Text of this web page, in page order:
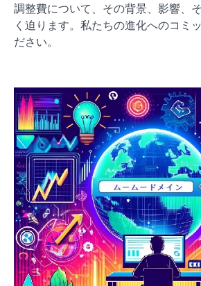
調整費について、その背景、影響、
く迫ります。私たちの進化へのコミ
ださい。